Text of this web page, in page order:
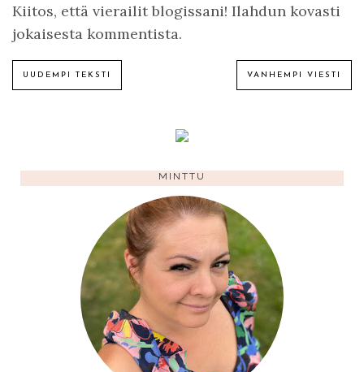
Kiitos, että vierailit blogissani! Ilahdun kovasti
jokaisesta kommentista.
UUDEMPI TEKSTI VANHEMPI VIESTI
MINTTU